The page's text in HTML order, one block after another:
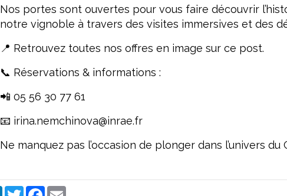
Nos portes sont ouvertes pour vous faire découvrir
notre vignoble à travers des visites immersives et des
📍 Retrouvez toutes nos offres en image sur ce post.
📞 Réservations & informations :
📲 05 56 30 77 61
📧 irina.nemchinova@inrae.fr
Ne manquez pas l’occasion de plonger dans l’univers du
LinkedInTwitterFacebook